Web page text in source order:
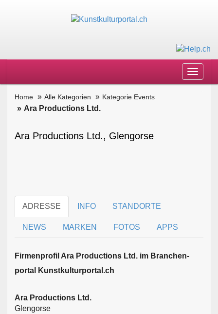
Toggle
Home Alle Kategorien Kategorie Events
Ara Productions Ltd.
Ara Productions Ltd., Glengorse
ADRESSE INFO STANDORTE
NEWS MARKEN FOTOS APPS
Firmen­profil Ara Productions Ltd. im Branchen­
portal Kunstkulturportal.ch
Ara Productions Ltd.
Glengorse